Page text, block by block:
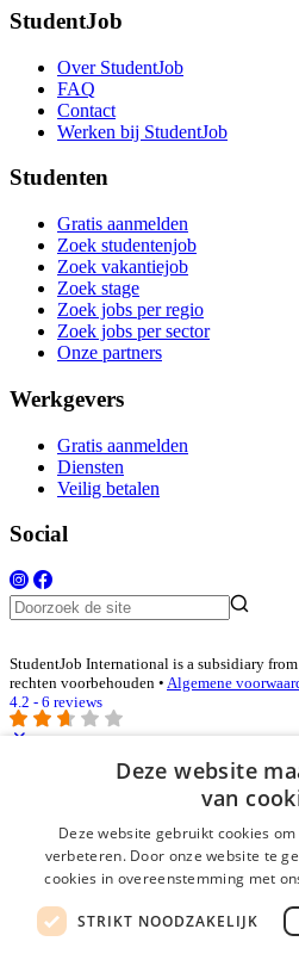
StudentJob
Over StudentJob
FAQ
Contact
Werken bij StudentJob
Studenten
Gratis aanmelden
Zoek studentenjob
Zoek vakantiejob
Zoek stage
Zoek jobs per regio
Zoek jobs per sector
Onze partners
Werkgevers
Gratis aanmelden
Diensten
Veilig betalen
Social
StudentJob International is a subsidiary
rechten voorbehouden • Algemene
4.2 - 6 reviews
Inloggen als bedrijf
E-mail*
Wachtwoord
login gegevens onthouden
Deze website
van
Deze website gebruikt cookies
verbeteren. Door onze website te
cookies in overeenstemming met
STRIKT NOODZAKELIJK